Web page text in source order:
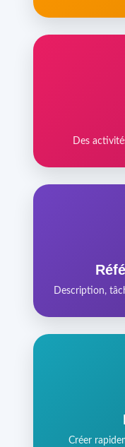
Des
Description,
Créer